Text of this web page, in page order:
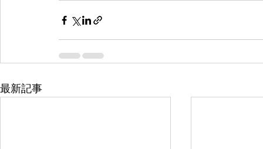
最新記事